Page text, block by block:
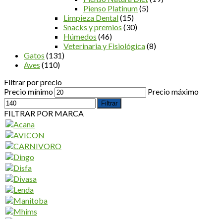
Pienso Platinum(5)
Limpieza Dental(15)
Snacks y premios (30)
Húmedos (46)
Veterinaria y Fisiológica(8)
Gatos (131)
Aves (110)
Filtrar por precio
Precio mínimo
Precio máximo
Filtrar
FILTRAR POR MARCA